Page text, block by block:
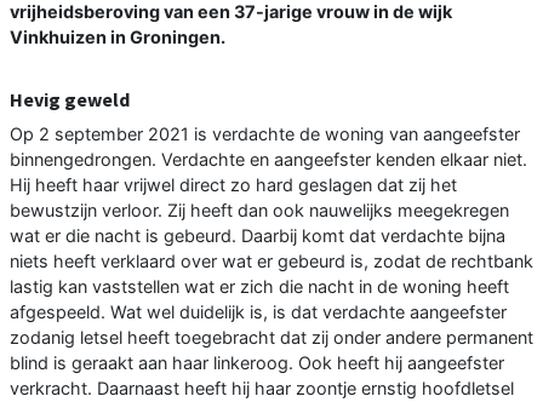
vrijheidsberoving van een 37-jarige vrouw in de wijk
Vinkhuizen in Groningen.
Hevig geweld
Op 2 september 2021 is verdachte de woning van aangeefster
binnengedrongen. Verdachte en aangeefster kenden elkaar niet.
Hij heeft haar vrijwel direct zo hard geslagen dat zij het
bewustzijn verloor. Zij heeft dan ook nauwelijks meegekregen
wat er die nacht is gebeurd. Daarbij komt dat verdachte bijna
niets heeft verklaard over wat er gebeurd is, zodat de rechtbank
lastig kan vaststellen wat er zich die nacht in de woning heeft
afgespeeld. Wat wel duidelijk is, is dat verdachte aangeefster
zodanig letsel heeft toegebracht dat zij onder andere permanent
blind is geraakt aan haar linkeroog. Ook heeft hij aangeefster
verkracht. Daarnaast heeft hij haar zoontje ernstig hoofdletsel